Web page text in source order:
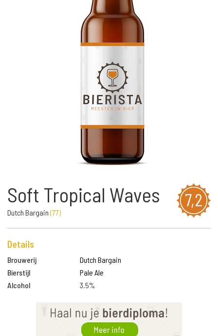
7,2
Soft Tropical Waves
Dutch Bargain(77)
Details
Brouwerij
Dutch Bargain
Bierstijl
Pale Ale
Alcohol
3.5%